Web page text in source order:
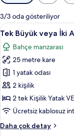
için
mevcut
filtreler
3/3 oda gösteriliyor
Tek
Büyük
veya
İki
Ayrı
Yataklı
Oda
için
fotoğrafları
36
Tek Büyük veya İki
Bahçe manzarası
25 metre kare
1 yatak odası
2 kişilik
2 tek Kişilik Yatak
Ücretsiz kablosuz
Daha çok detay
Tek